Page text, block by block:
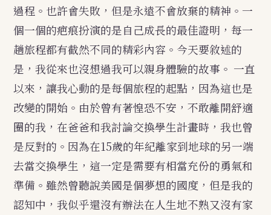
過程。也許會失敗，但是永遠不會放棄的精神。一
個一個的疤痕扮演的是自己成長的最佳證明，每一
趟旅程都有截然不同的精彩內容。今天要敘述的
是，我從來也沒想過我可以親身體驗的故事。 一直
以來，讓我心動的是每個旅程的起點，因為這也是
改變的開始。由於曾有著惶恐不安，不敢離開舒適
圈的我，在爸爸和我討論交換學生計畫時，我也曾
是反對的。因為在15歲的年紀離家到地球的另一端
去當交換學生，這一定是需要有相當充份的勇氣和
準備。雖然曾聽說美國是個夢想的國度，但是我的
認知中，我似乎還沒有辦法在人生地不熟又沒有家